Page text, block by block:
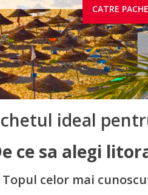
CATRE
ideal
ce sa alegi
Topul celor mai